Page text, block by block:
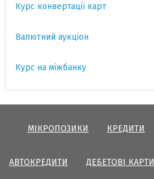
Курс конвертації карт
Валютний аукціон
Курс на міжбанку
МІКРОПОЗИКИ КРЕДИТИ
АВТОКРЕДИТИ ДЕБЕТОВІ КАРТИ